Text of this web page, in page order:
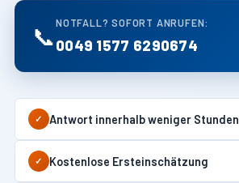
📞 NOTFALL? SOFORT ANRUFEN:
0049 1577 6290674
✓ Antwort innerhalb weniger Stunden
✓ Kostenlose Ersteinschätzung